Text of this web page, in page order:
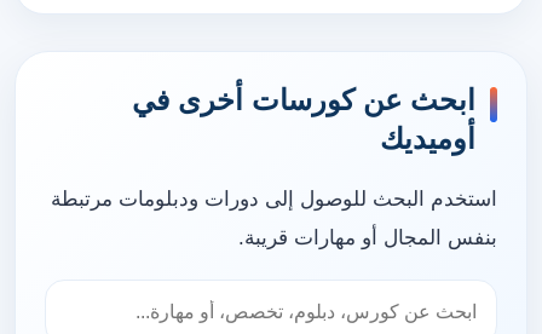
ابحث عن كورسات أخرى في
أوميديك
استخدم البحث للوصول إلى دورات ودبلومات مرتبطة
بنفس المجال أو مهارات قريبة.